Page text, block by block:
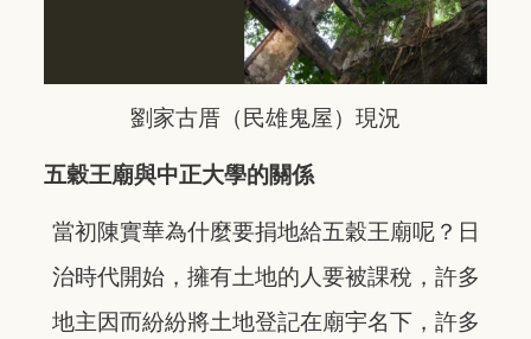
劉家古厝（民雄鬼屋）現況
五穀王廟與中正大學的關係
當初陳實華為什麼要捐地給五穀王廟呢？日
治時代開始，擁有土地的人要被課稅，許多
地主因而紛紛將土地登記在廟宇名下，許多